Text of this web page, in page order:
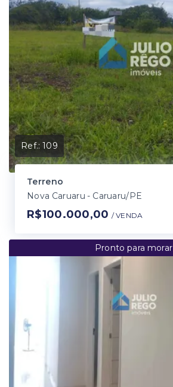
Ref.:109
Terreno
Nova Caruaru - Caruaru/PE
R$100.000,00 / VENDA
Pronto para morar